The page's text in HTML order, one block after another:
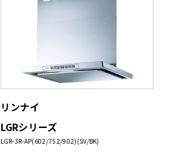
リンナイ
LGRシリーズ
LGR-3R-AP(602/752/902)(SV/BK)